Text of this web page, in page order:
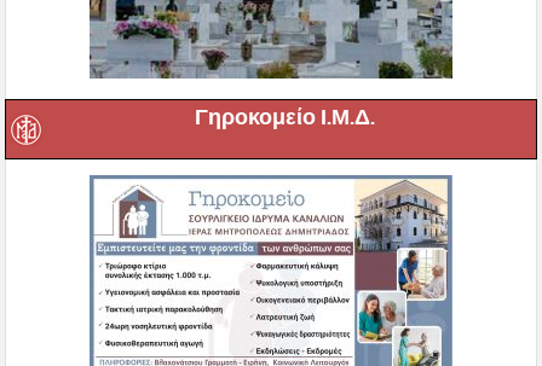
Γηροκομείο Ι.Μ.Δ.